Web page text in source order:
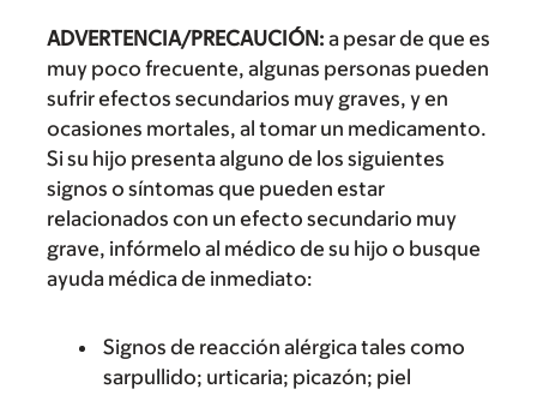
ADVERTENCIA/PRECAUCIÓN: a pesar de que es
muy poco frecuente, algunas personas pueden
sufrir efectos secundarios muy graves, y en
ocasiones mortales, al tomar un medicamento.
Si su hijo presenta alguno de los siguientes
signos o síntomas que pueden estar
relacionados con un efecto secundario muy
grave, infórmelo al médico de su hijo o busque
ayuda médica de inmediato:
Signos de reacción alérgica tales como
sarpullido; urticaria; picazón; piel